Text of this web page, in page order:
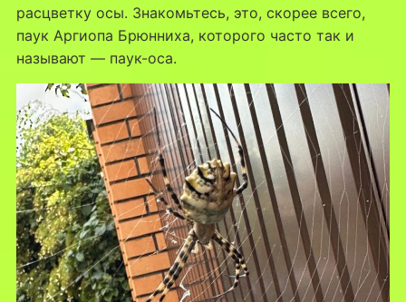
расцветку осы. Знакомьтесь, это, скорее всего,
паук Аргиопа Брюнниха, которого часто так и
называют — паук-оса.